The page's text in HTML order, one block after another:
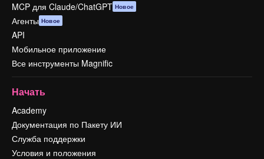
MCP для Claude/ChatGPT Новое
Агенты Новое
API
Мобильное приложение
Все инструменты Magnific
Начать
Academy
Документация по Пакету ИИ
Служба поддержки
Условия и положения